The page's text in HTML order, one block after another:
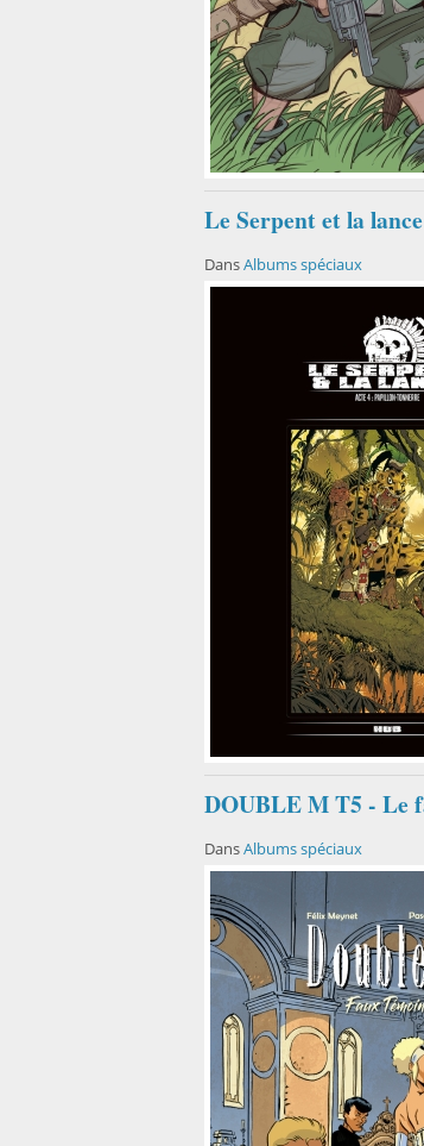
Le Serpent et la
DansAlbums spéciaux
DOUBLE M T5 - Le
DansAlbums spéciaux